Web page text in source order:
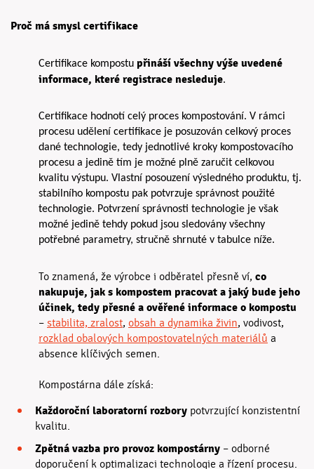
Proč má smysl certifikace
Certifikace kompostu přináší všechny výše uvedené
informace, které registrace nesleduje.
Certifikace hodnotí celý proces kompostování. V rámci
procesu udělení certifikace je posuzován celkový proces
dané technologie, tedy jednotlivé kroky kompostovacího
procesu a jedině tím je možné plně zaručit celkovou
kvalitu výstupu. Vlastní posouzení výsledného produktu, tj.
stabilního kompostu pak potvrzuje správnost použité
technologie. Potvrzení správnosti technologie je však
možné jedině tehdy pokud jsou sledovány všechny
potřebné parametry, stručně shrnuté v tabulce níže.
To znamená, že výrobce i odběratel přesně ví, co
nakupuje, jak s kompostem pracovat a jaký bude jeho
účinek, tedy přesné a ověřené informace o kompostu
– stabilita, zralost, obsah a dynamika živin, vodivost,
rozklad obalových kompostovatelných materiálů a
absence klíčivých semen.
Kompostárna dále získá:
Každoroční laboratorní rozbory potvrzující konzistentní
kvalitu.
Zpětná vazba pro provoz kompostárny – odborné
doporučení k optimalizaci technologie a řízení procesu.